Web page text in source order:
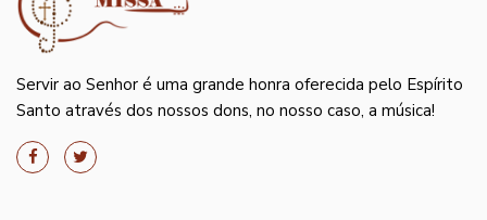
Servir ao Senhor é uma grande honra oferecida pelo Espírito
Santo através dos nossos dons, no nosso caso, a música!